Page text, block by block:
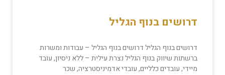
דרושים בנוף הגליל
דרושים בנוף הגליל דרושים בנוף הגליל – עבודות ומשרות
ברשתות שיווק בנוף הגליל נצרת עילית – ללא ניסיון, עובד
מיידי, עובדים כלליים, עובדי אדמיניסטרציה, שכר